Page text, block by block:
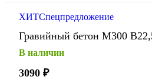
ХИТСпецпредложение
Гравийный бетон М300
В наличии
3090 ₽